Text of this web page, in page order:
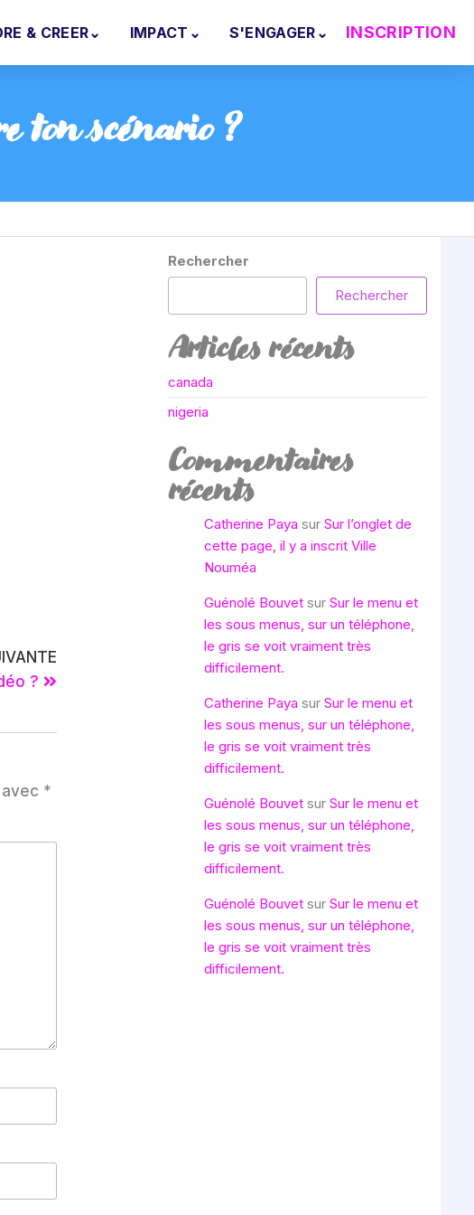
& CREER⌄ IMPACT ⌄ S'ENGAGER ⌄ INSCRIPTION
ton scénario ?
?
*
Rechercher
Rechercher
Articles récents
canada
nigeria
Commentaires
récents
Catherine Paya sur Sur l’onglet de
cette page, il y a inscrit Ville
Nouméa
Guénolé Bouvetsur Sur le menu et
les sous menus, sur un téléphone,
le gris se voit vraiment très
difficilement.
Catherine Paya sur Sur le menu et
les sous menus, sur un téléphone,
le gris se voit vraiment très
difficilement.
Guénolé Bouvetsur Sur le menu et
les sous menus, sur un téléphone,
le gris se voit vraiment très
difficilement.
Guénolé Bouvetsur Sur le menu et
les sous menus, sur un téléphone,
le gris se voit vraiment très
difficilement.